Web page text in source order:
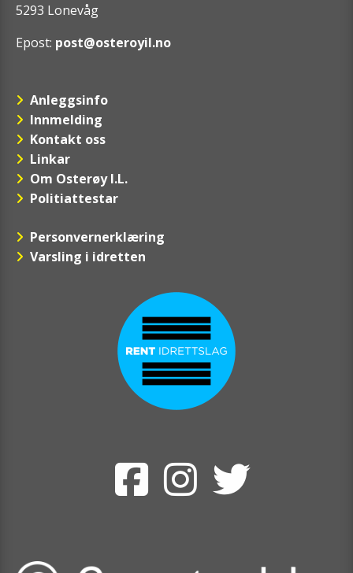
5293 Lonevåg
Epost: post@osteroyil.no
Anleggsinfo
Innmelding
Kontakt oss
Linkar
Om Osterøy I.L.
Politiattestar
Personvernerklæring
Varsling i idretten